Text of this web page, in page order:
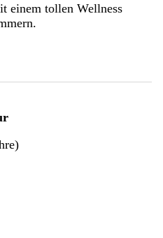
einem tollen Wellness